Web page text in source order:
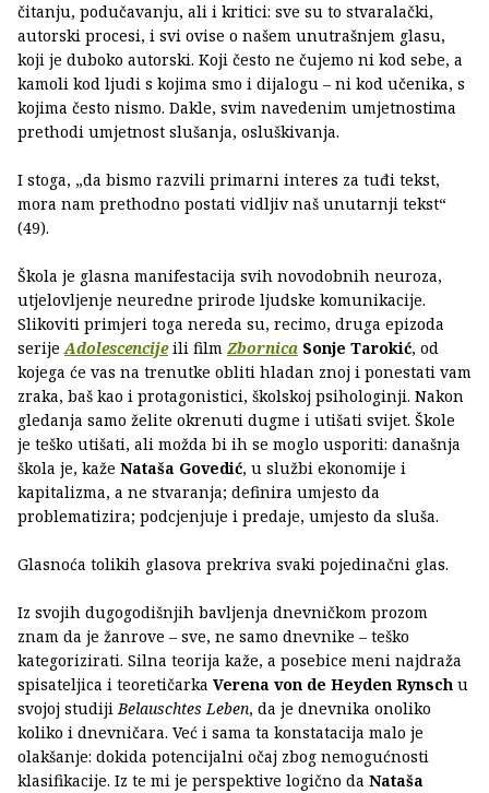
čitanju, podučavanju, ali i kritici: sve su to stvaralački,
autorski procesi, i svi ovise o našem unutrašnjem glasu,
koji je duboko autorski. Koji često ne čujemo ni kod sebe, a
kamoli kod ljudi s kojima smo i dijalogu – ni kod učenika, s
kojima često nismo. Dakle, svim navedenim umjetnostima
prethodi umjetnost slušanja, osluškivanja.
I stoga, „da bismo razvili primarni interes za tuđi tekst,
mora nam prethodno postati vidljiv naš unutarnji tekst“
(49).
Škola je glasna manifestacija svih novodobnih neuroza,
utjelovljenje neuredne prirode ljudske komunikacije.
Slikoviti primjeri toga nereda su, recimo, druga epizoda
serijeAdolescencije ili film Zbornica Sonje Tarokić, od
kojega će vas na trenutke obliti hladan znoj i ponestati vam
zraka, baš kao i protagonistici, školskoj psihologinji. Nakon
gledanja samo želite okrenuti dugme i utišati svijet. Škole
je teško utišati, ali možda bi ih se moglo usporiti: današnja
škola je, kaže Nataša Govedić, u službi ekonomije i
kapitalizma, a ne stvaranja; definira umjesto da
problematizira; podcjenjuje i predaje, umjesto da sluša.
Glasnoća tolikih glasova prekriva svaki pojedinačni glas.
Iz svojih dugogodišnjih bavljenja dnevničkom prozom
znam da je žanrove – sve, ne samo dnevnike – teško
kategorizirati. Silna teorija kaže, a posebice meni najdraža
spisateljica i teoretičarka Verena von de Heyden Rynsch u
svojoj studijiBelauschtes Leben, da je dnevnika onoliko
koliko i dnevničara. Već i sama ta konstatacija malo je
olakšanje: dokida potencijalni očaj zbog nemogućnosti
klasifikacije. Iz te mi je perspektive logično da Nataša